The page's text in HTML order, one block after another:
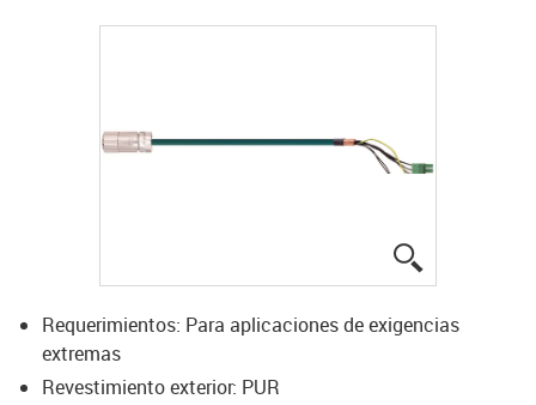
Requerimientos: Para aplicaciones de exigencias
extremas
Revestimiento exterior: PUR